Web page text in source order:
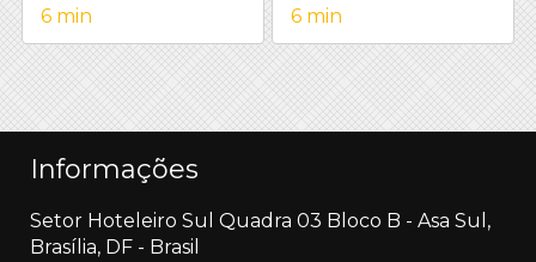
6 min
6 min
Informações
Setor Hoteleiro Sul Quadra 03 Bloco B - Asa Sul,
Brasília, DF - Brasil